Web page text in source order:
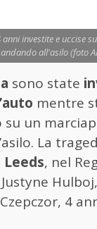
investite e uccise
andando all'asilo (foto
sono state
mentre
su un
La
Leeds, nel
4